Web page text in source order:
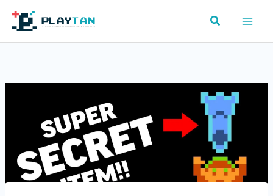
Aller
contenu
Rechercher